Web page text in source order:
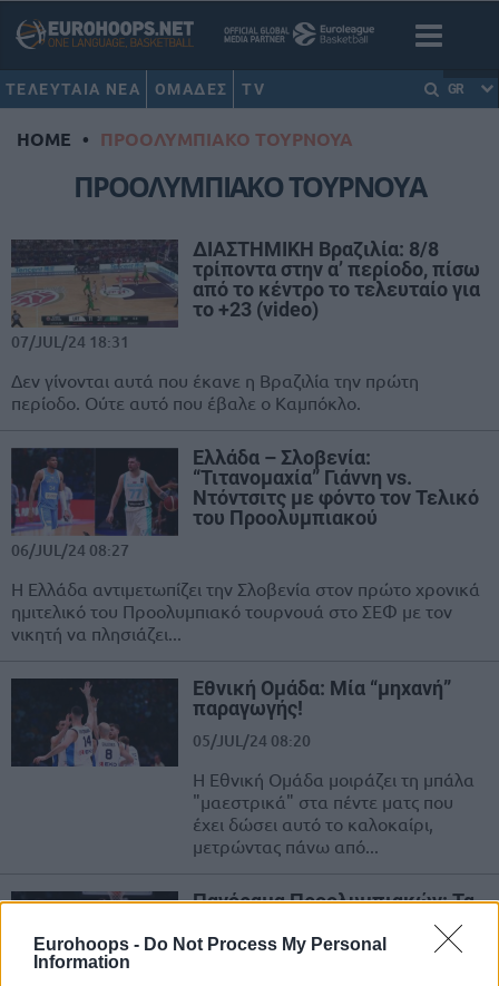
Eurohoops - Do Not Process My Personal
Information
ΤΕΛΕΥΤΑΙΑ ΝΕΑ ΟΜΑΔΕΣ TV GR
HOME • ΠΡΟΟΛΥΜΠΙΑΚΟ ΤΟΥΡΝΟΥΑ
ΠΡΟΟΛΥΜΠΙΑΚΟ ΤΟΥΡΝΟΥΑ
ΔΙΑΣΤΗΜΙΚΗ Βραζιλία: 8/8
τρίποντα στην α’ περίοδο, πίσω
από το κέντρο το τελευταίο για
το +23 (video)
07/JUL/24 18:31
Δεν γίνονται αυτά που έκανε η Βραζιλία την πρώτη
περίοδο. Ούτε αυτό που έβαλε ο Καμπόκλο.
Ελλάδα – Σλοβενία:
“Τιτανομαχία” Γιάννη vs.
Ντόντσιτς με φόντο τον Τελικό
του Προολυμπιακού
06/JUL/24 08:27
Η Ελλάδα αντιμετωπίζει την Σλοβενία στον πρώτο χρονικά
ημιτελικό του Προολυμπιακό τουρνουά στο ΣΕΦ με τον
νικητή να πλησιάζει...
Εθνική Ομάδα: Μία “μηχανή”
παραγωγής!
05/JUL/24 08:20
Η Εθνική Ομάδα μοιράζει τη μπάλα
"μαεστρικά" στα πέντε ματς που
έχει δώσει αυτό το καλοκαίρι,
μετρώντας πάνω από...
Πανόραμα Προολυμπιακών: Τα
04/JUL/24 22:45